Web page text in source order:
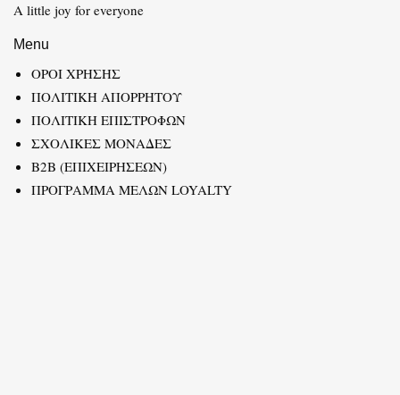
A little joy for everyone
Menu
ΟΡΟΙ ΧΡΗΣΗΣ
ΠΟΛΙΤΙΚΗ ΑΠΟΡΡΗΤΟΥ
ΠΟΛΙΤΙΚΗ ΕΠΙΣΤΡΟΦΩΝ
ΣΧΟΛΙΚΕΣ ΜΟΝΑΔΕΣ
B2B (ΕΠΙΧΕΙΡΗΣΕΩΝ)
ΠΡΟΓΡΑΜΜΑ ΜΕΛΩΝ LOYALTY